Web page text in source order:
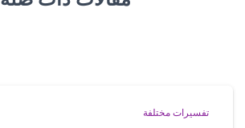
تفسيرات مختلفة